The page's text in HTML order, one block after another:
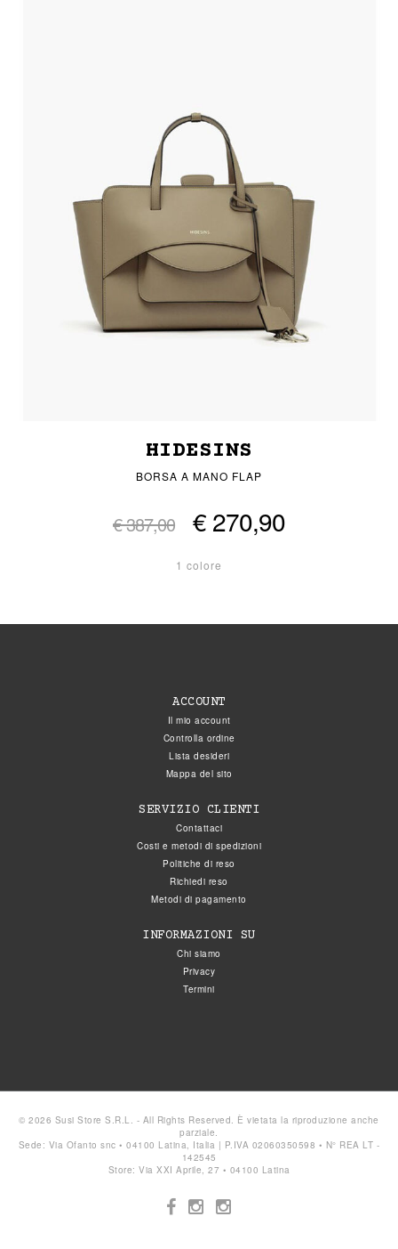
HIDESINS
BORSA A MANO FLAP
€ 387,00 € 270,90
1 colore
ACCOUNT
Il mio account
Controlla ordine
Lista desideri
Mappa del sito
SERVIZIO CLIENTI
Contattaci
Costi e metodi di spedizioni
Politiche di reso
Richiedi reso
Metodi di pagamento
INFORMAZIONI SU
Chi siamo
Privacy
Termini
© 2026 Susi Store S.R.L. - All Rights Reserved. È vietata la riproduzione anche
parziale.
Sede: Via Ofanto snc • 04100 Latina, Italia | P.IVA 02060350598 • N° REA LT -
142545
Store: Via XXI Aprile, 27 • 04100 Latina